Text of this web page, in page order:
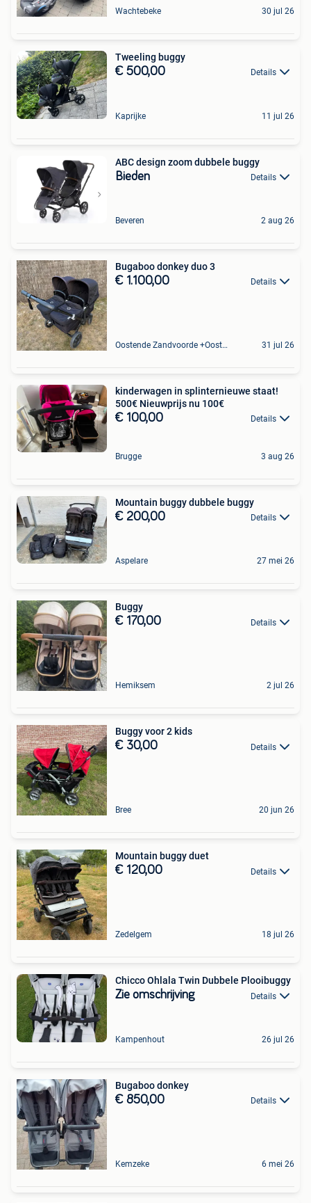
Wachtebeke 30 jul 26
Tweeling buggy
€ 500,00 Details
Kaprijke 11 jul 26
ABC design zoom dubbele buggy
Bieden Details
Beveren 2 aug 26
Bugaboo donkey duo 3
€ 1.100,00 Details
Oostende Zandvoorde +Oostende 31 jul 26
kinderwagen in splinternieuwe staat!
500€ Nieuwprijs nu 100€
€ 100,00 Details
Brugge 3 aug 26
Mountain buggy dubbele buggy
€ 200,00 Details
Aspelare 27 mei 26
Buggy
€ 170,00 Details
Hemiksem 2 jul 26
Buggy voor 2 kids
€ 30,00 Details
Bree 20 jun 26
Mountain buggy duet
€ 120,00 Details
Zedelgem 18 jul 26
Chicco Ohlala Twin Dubbele Plooibuggy
Zie omschrijving Details
Kampenhout 26 jul 26
Bugaboo donkey
€ 850,00 Details
Kemzeke 6 mei 26